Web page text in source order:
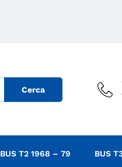
Cerca
BUS T2 1968 – 79 BUS